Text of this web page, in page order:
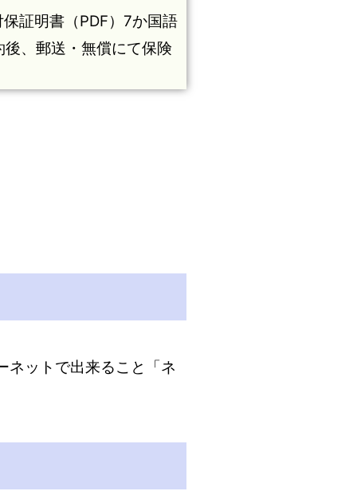
証明書（PDF）7か国語
、郵送・無償にて保険
ネットで出来ること「ネ